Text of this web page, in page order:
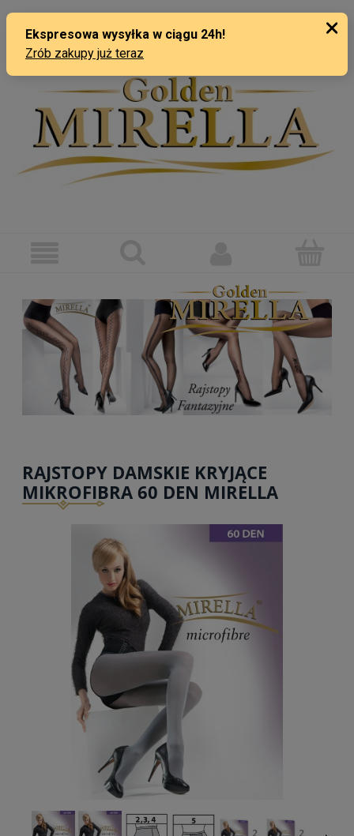
ZAREJESTRUJ SIĘ ZALOGUJ SIĘ
RAJSTOPY DAMSKIE KRYJĄCE
MIKROFIBRA 60 DEN MIRELLA